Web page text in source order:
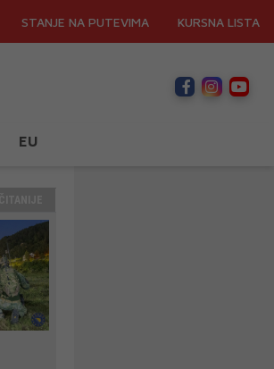
STANJE NA PUTEVIMA KURSNA LISTA
EU